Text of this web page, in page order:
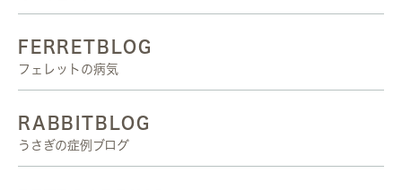
FERRETBLOG
フェレットの病気
RABBITBLOG
うさぎの症例ブログ